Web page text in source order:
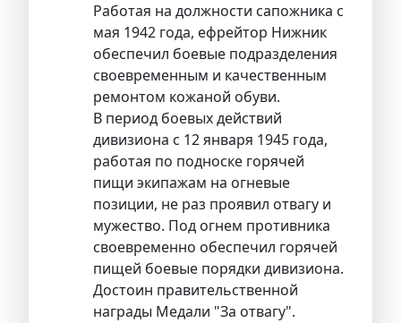
Работая на должности сапожника с
мая 1942 года, ефрейтор Нижник
обеспечил боевые подразделения
своевременным и качественным
ремонтом кожаной обуви.
В период боевых действий
дивизиона с 12 января 1945 года,
работая по подноске горячей
пищи экипажам на огневые
позиции, не раз проявил отвагу и
мужество. Под огнем противника
своевременно обеспечил горячей
пищей боевые порядки дивизиона.
Достоин правительственной
награды Медали "За отвагу".